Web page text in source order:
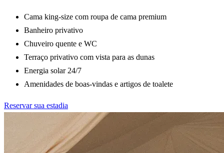
Cama king-size com roupa de cama premium
Banheiro privativo
Chuveiro quente e WC
Terraço privativo com vista para as dunas
Energia solar 24/7
Amenidades de boas-vindas e artigos de toalete
Reservar sua estadia